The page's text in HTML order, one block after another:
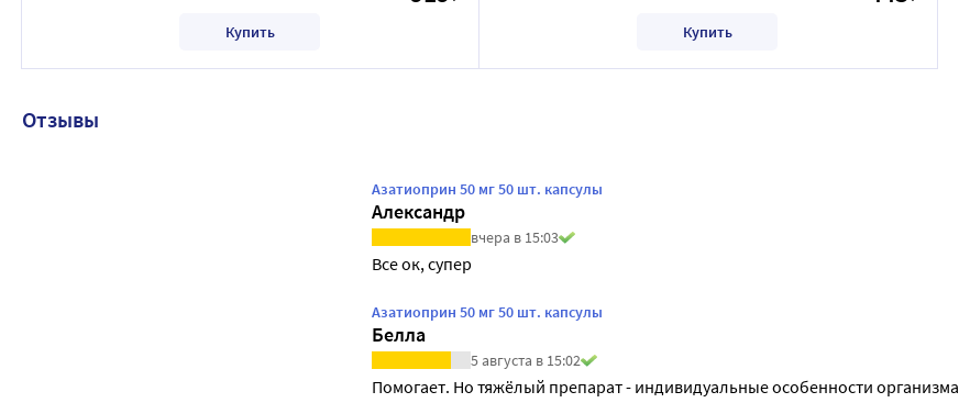
Купить Купить
Отзывы
Азатиоприн 50 мг 50 шт. капсулы
Александр
вчера в 15:03
Все ок, супер
Азатиоприн 50 мг 50 шт. капсулы
Белла
5 августа в 15:02
Помогает. Но тяжёлый препарат - индивидуальные особенности организма